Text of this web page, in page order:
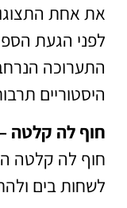
את אחת
לפני הגעת
היסטוריים
חוף לה קלטה – Playa la caleta
חוף לה קלטה
לשחות בים